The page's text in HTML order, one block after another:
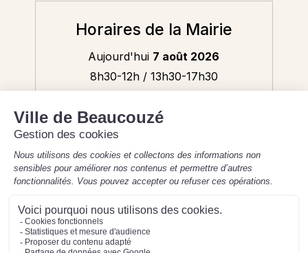
Horaires de la Mairie
Aujourd'hui 7 août 2026
8h30-12h / 13h30-17h30